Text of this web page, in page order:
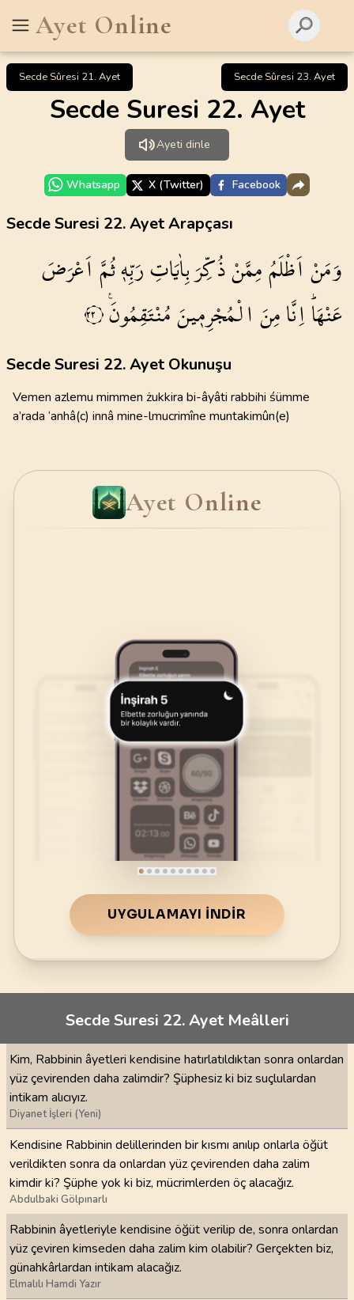
Ayet Online
Secde Sûresi 21. Ayet Secde Sûresi 23. Ayet
Secde Suresi 22. Ayet
Ayeti dinle
Whatsapp X (Twitter) Facebook
Secde Suresi 22. Ayet Arapçası
وَمَنْاَظْلَمُمِمَّنْذُكِّرَبِاٰيَاتِرَبِّه۪ثُمَّاَعْرَضَ
عَنْهَاۜاِنَّامِنَالْمُجْرِم۪ينَمُنْتَقِمُونَ۟ ٢٢
Secde Suresi 22. Ayet Okunuşu
Vemen azlemu mimmen żukkira bi-âyâti rabbihi śümme
a’rada ‘anhâ(c) innâ mine-lmucrimîne muntakimûn(e)
Ayet Online
UYGULAMAYI İNDIR
Secde Suresi 22. Ayet Meâlleri
Kim, Rabbinin âyetleri kendisine hatırlatıldıktan sonra onlardan
yüz çevirenden daha zalimdir? Şüphesiz ki biz suçlulardan
intikam alıcıyız.
Diyanet İşleri (Yeni)
Kendisine Rabbinin delillerinden bir kısmı anılıp onlarla öğüt
verildikten sonra da onlardan yüz çevirenden daha zalim
kimdir ki? Şüphe yok ki biz, mücrimlerden öç alacağız.
Abdulbaki Gölpınarlı
Rabbinin âyetleriyle kendisine öğüt verilip de, sonra onlardan
yüz çeviren kimseden daha zalim kim olabilir? Gerçekten biz,
günahkârlardan intikam alacağız.
Elmalılı Hamdi Yazır